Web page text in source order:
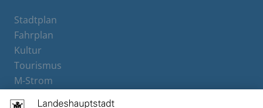
Stadtplan
Fahrplan
Kultur
Tourismus
M-Strom